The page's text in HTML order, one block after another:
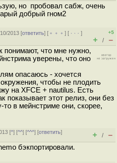
но пробовал сабж, очень
добрый гном2
2013 [ответить] [ ﹢﹢﹢] [ · · ·]
+5
+ / –
понимают, что мне нужно,
уверены, что оно
опасаюсь - хочется
чтобы не плодить
на XFCE + nautilus. Есть
показывает этот релиз, они без
в мейнстриме они, скорее,
[^] [^^] [^^^] [ответить]
+ / –
бэкпортировали.